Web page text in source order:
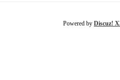
Powered by Discuz!